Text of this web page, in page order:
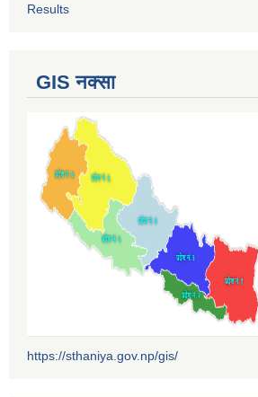
Results
GIS नक्सा
https://sthaniya.gov.np/gis/